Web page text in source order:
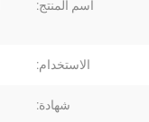
اسم المنتج:
الاستخدام:
شهادة: